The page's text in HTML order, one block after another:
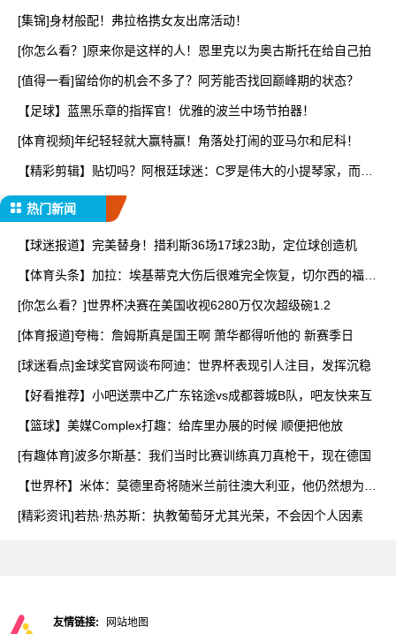
[集锦]身材般配！弗拉格携女友出席活动！
[你怎么看？]原来你是这样的人！恩里克以为奥古斯托在给自己拍
[值得一看]留给你的机会不多了？阿芳能否找回巅峰期的状态？
【足球】蓝黑乐章的指挥官！优雅的波兰中场节拍器！
[体育视频]年纪轻轻就大赢特赢！角落处打闹的亚马尔和尼科！
【精彩剪辑】贴切吗？阿根廷球迷：C罗是伟大的小提琴家，而梅
热门新闻
【球迷报道】完美替身！措利斯36场17球23助，定位球创造机
【体育头条】加拉：埃基蒂克大伤后很难完全恢复，切尔西的福法
[你怎么看？]世界杯决赛在美国收视6280万仅次超级碗1.2
[体育报道]夸梅：詹姆斯真是国王啊 萧华都得听他的 新赛季日
[球迷看点]金球奖官网谈布阿迪：世界杯表现引人注目，发挥沉稳
【好看推荐】小吧送票中乙广东铭途vs成都蓉城B队，吧友快来互
【篮球】美媒Complex打趣：给库里办展的时候 顺便把他放
[有趣体育]波多尔斯基：我们当时比赛训练真刀真枪干，现在德国
【世界杯】米体：莫德里奇将随米兰前往澳大利亚，他仍然想为米
[精彩资讯]若热·热苏斯：执教葡萄牙尤其光荣，不会因个人因素
友情链接: 网站地图